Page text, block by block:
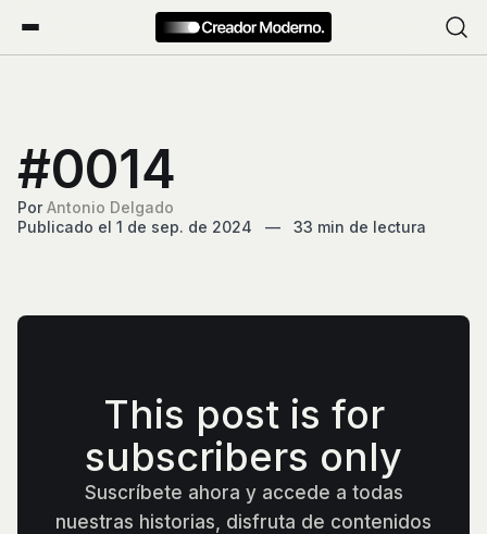
#0014
PorAntonio Delgado
Publicado el 1 de sep. de 2024
— 33 min de lectura
This post is for
subscribers only
Suscríbete ahora y accede a todas
nuestras historias, disfruta de contenidos